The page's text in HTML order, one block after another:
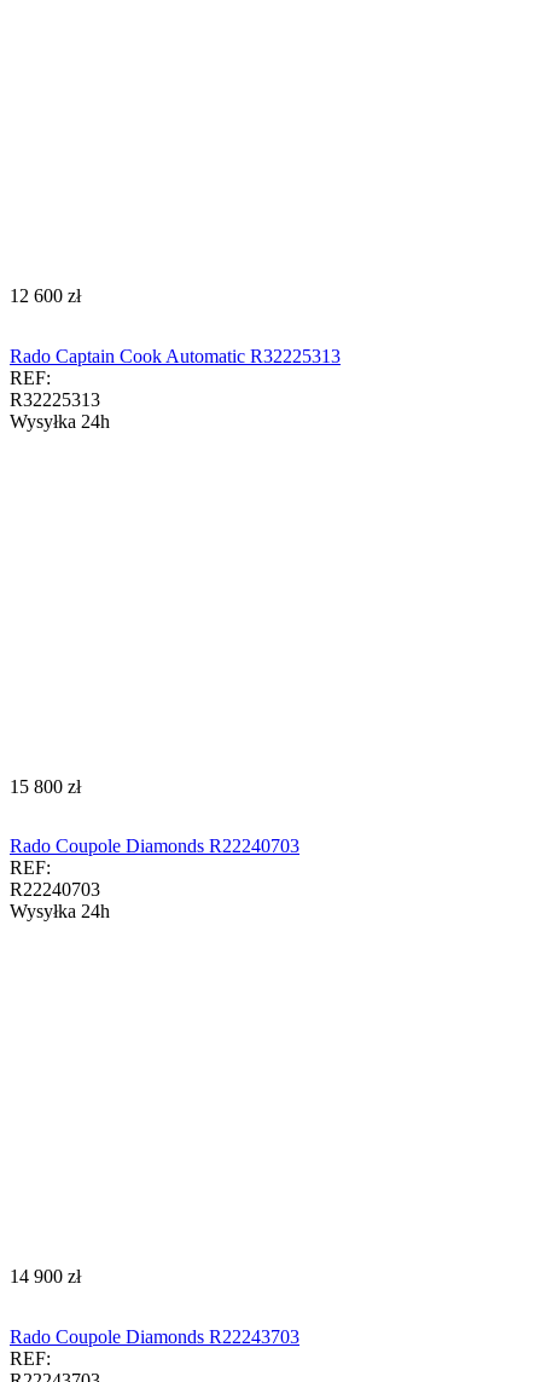
‍12 600‍ zł
Rado Captain Cook Automatic R32225313
REF:
R32225313
Wysyłka 24h
‍15 800‍ zł
Rado Coupole Diamonds R22240703
REF:
R22240703
Wysyłka 24h
‍14 900‍ zł
Rado Coupole Diamonds R22243703
REF: